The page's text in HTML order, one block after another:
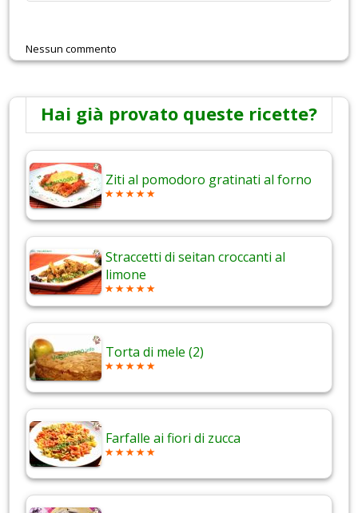
Nessun commento
Hai già provato queste ricette?
Ziti al pomodoro gratinati al forno
Straccetti di seitan croccanti al
limone
Torta di mele (2)
Farfalle ai fiori di zucca